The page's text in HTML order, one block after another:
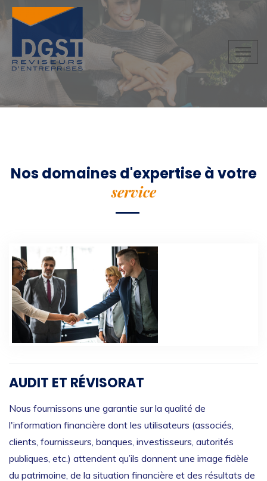
Nos domaines d'expertiseà votre
service
AUDIT ET RÉVISORAT
Nous fournissons une garantie sur la qualité de
l'information financière dont les utilisateurs (associés,
clients, fournisseurs, banques, investisseurs, autorités
publiques, etc.) attendent qu’ils donnent une image fidèle
du patrimoine, de la situation financière et des résultats de